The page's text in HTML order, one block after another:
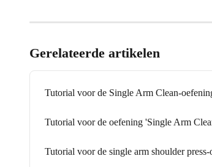
Gerelateerde artikelen
Tutorial voor de Single Arm Clean-
Tutorial voor de oefening 'Single Arm
Tutorial voor de single arm shoulder